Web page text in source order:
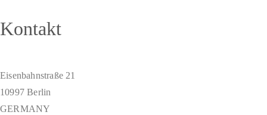
Kontakt
Eisenbahnstraße 21
10997 Berlin
GERMANY